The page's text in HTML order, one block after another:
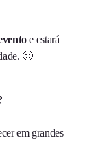
e estará
🙂
em grandes